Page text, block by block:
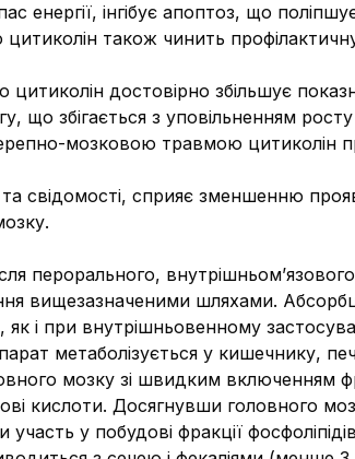
енергії, інгібує апоптоз, що
також чинить
цитиколін достовірно збільшує
що збігається з уповільненням
черепно-мозковою травмою
свідомості, сприяє зменшенню
перорального,
вищезазначеними шляхами.
і при внутрішньовенному
метаболізується у кишечнику,
мозку зі швидким включенням
кислоти. Досягнувши головного
у побудові фракції